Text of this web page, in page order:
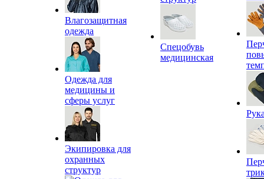
Влагозащитная
одежда
Одежда для
медицины и
сферы услуг
Экипировка для
охранных
структур
Спецобувь
медицинская